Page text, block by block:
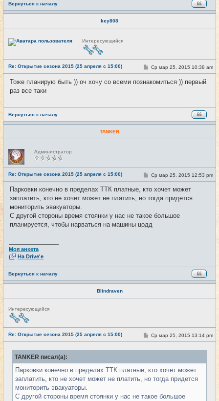
Вернуться к началу
key808
Н
е
е
т
и
Интересующийся
Re: Открытие сезона 2015 (25 апреля с 15:00) #10
С
о
б
и
Ср мар 25, 2015 10:38 am
Тоже планирую быть )) оч хочу со всеми познакомиться )) первый
раз все таки
Вернуться к началу
TANKER
Н
е
в
с
е
т
и
Администратор
Re: Открытие сезона 2015 (25 апреля с 15:00) #11
С
о
б
щ
и
Ср мар 25, 2015 12:53 pm
Парковки конечно в пределах ТТК платные, кто хочет может
заплатить, кто не хочет может не платить, но тогда придется
мониторить эвакуаторы.
С другой стороны время стоянки у нас не такое большое
планируется, чтобы нарваться на машины цодд
Моя анкета
На Drive'e
Вернуться к началу
Blindraven
Н
е
в
т
и
Интересующийся
Re: Открытие сезона 2015 (25 апреля с 15:00) #12
С
о
е
н
е
Ср мар 25, 2015 13:14 pm
TANKER писал(а):
Парковки конечно в пределах ТТК платные, кто хочет может
заплатить, кто не хочет может не платить, но тогда придется
мониторить эвакуаторы.
С другой стороны время стоянки у нас не такое большое